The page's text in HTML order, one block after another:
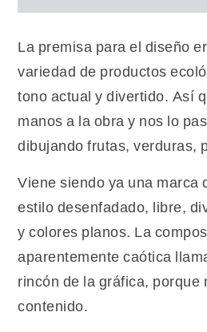
La premisa para el diseño
variedad de productos
tono actual y divertido. Así
manos a la obra y nos lo
dibujando frutas, verduras,
Viene siendo ya una marca
estilo desenfadado, libre,
y colores planos. La
aparentemente caótica
rincón de la gráfica, porque
contenido.